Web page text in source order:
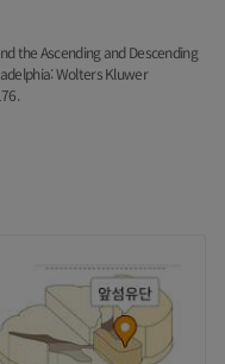
the Ascending and Descending
Wolters Kluwer